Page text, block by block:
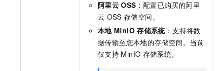
阿里云 OSS ：配置已购买的阿里
云 OSS 存储空间。
本地 MinIO 存储系统：支持将数
据传输至您本地的存储空间。当前
仅支持 MinIO 存储系统。